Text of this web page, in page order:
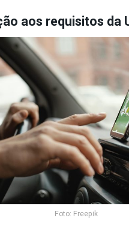
aos requisitos da
Foto: Freepik